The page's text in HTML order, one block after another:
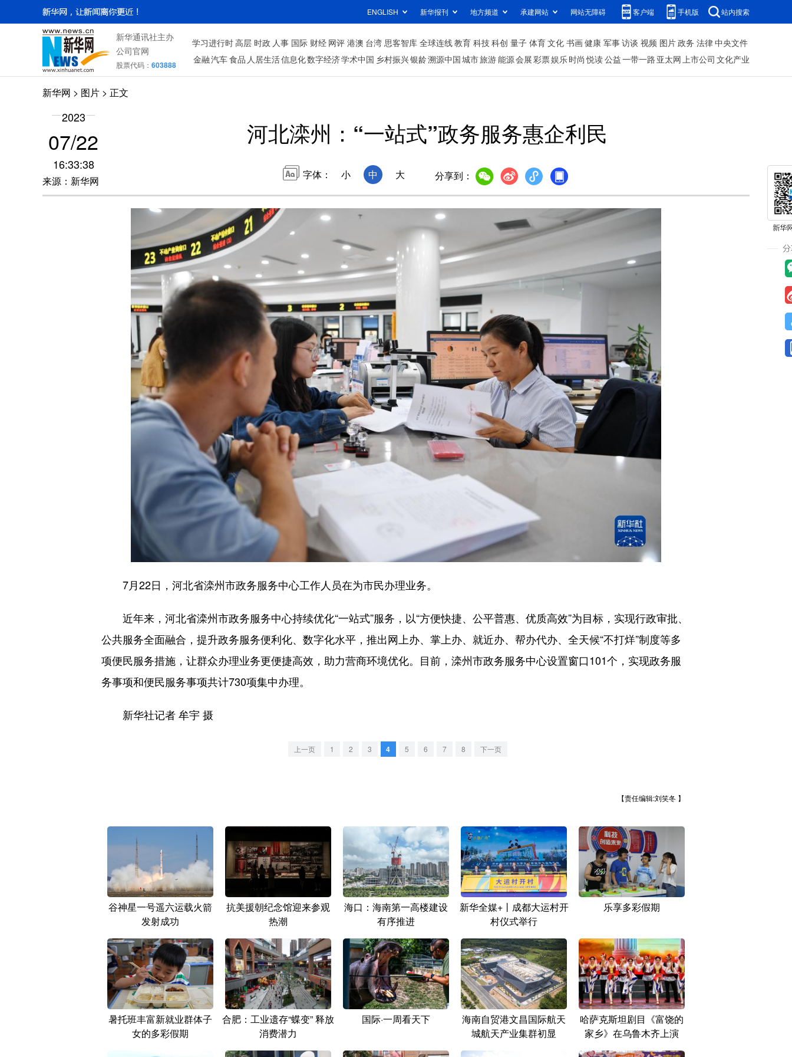
ENGLISH 新华报刊 地方频道 承建网站 网站无障碍 客户端 手机版 站内搜索
新华通讯社主办
公司官网
股票代码： 603888
学习进行时高层 时政 人事 国际 财经 网评 港澳 台湾 思客智库 全球连线教育 科技科创 量子 体育文化 书画健康 军事访谈 视频 图片政务 法律中央文件
金融汽车食品 人居生活信息化数字经济学术中国 乡村振兴银龄溯源中国城市旅游能源会展彩票娱乐时尚 悦读公益一带一路 亚太网上市公司 文化产业
新华网 > 图片 > 正文
2023
07/22
16:33:38
来源：新华网
河北滦州：“一站式”政务服务惠企利民
字体： 小 中 大 分享到：
7月22日，河北省滦州市政务服务中心工作人员在为市民办理业务。
近年来，河北省滦州市政务服务中心持续优化“一站式”服务，以“方便快捷、公平普惠、优质高效”为目标，实现行政审批、
公共服务全面融合，提升政务服务便利化、数字化水平，推出网上办、掌上办、就近办、帮办代办、全天候“不打烊”制度等多
项便民服务措施，让群众办理业务更便捷高效，助力营商环境优化。目前，滦州市政务服务中心设置窗口101个，实现政务服
务事项和便民服务事项共计730项集中办理。
新华社记者 牟宇 摄
上一页 1 2 3 4 5 6 7 8 下一页
【责任编辑:刘笑冬 】
谷神星一号遥六运载火箭
发射成功
抗美援朝纪念馆迎来参观
热潮
海口：海南第一高楼建设
有序推进
新华全媒+丨成都大运村开
村仪式举行
乐享多彩假期
暑托班丰富新就业群体子
女的多彩假期
合肥：工业遗存“蝶变” 释放
消费潜力
国际·一周看天下
海南自贸港文昌国际航天
城航天产业集群初显
哈萨克斯坦剧目《富饶的
家乡》在乌鲁木齐上演